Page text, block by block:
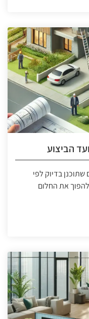
הביצוע
בדיוק לפי
את החלום